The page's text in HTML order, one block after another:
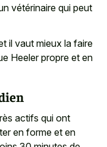
vétérinaire qui peut
il vaut mieux la faire
Heeler propre et en
actifs qui ont
en forme et en